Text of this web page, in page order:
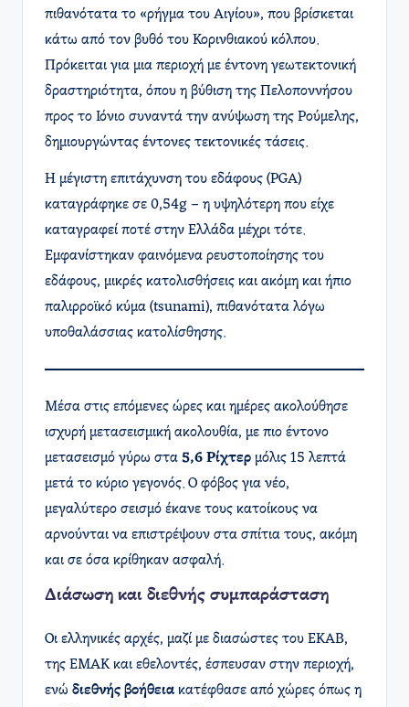
πιθανότατα το «ρήγμα του Αιγίου», που βρίσκεται
κάτω από τον βυθό του Κορινθιακού κόλπου.
Πρόκειται για μια περιοχή με έντονη γεωτεκτονική
δραστηριότητα, όπου η βύθιση της Πελοποννήσου
προς το Ιόνιο συναντά την ανύψωση της Ρούμελης,
δημιουργώντας έντονες τεκτονικές τάσεις.
Η μέγιστη επιτάχυνση του εδάφους (PGA)
καταγράφηκε σε 0,54g – η υψηλότερη που είχε
καταγραφεί ποτέ στην Ελλάδα μέχρι τότε.
Εμφανίστηκαν φαινόμενα ρευστοποίησης του
εδάφους, μικρές κατολισθήσεις και ακόμη και ήπιο
παλιρροϊκό κύμα (tsunami), πιθανότατα λόγω
υποθαλάσσιας κατολίσθησης.
Μέσα στις επόμενες ώρες και ημέρες ακολούθησε
ισχυρή μετασεισμική ακολουθία, με πιο έντονο
μετασεισμό γύρω στα 5,6 Ρίχτερ μόλις 15 λεπτά
μετά το κύριο γεγονός. Ο φόβος για νέο,
μεγαλύτερο σεισμό έκανε τους κατοίκους να
αρνούνται να επιστρέψουν στα σπίτια τους, ακόμη
και σε όσα κρίθηκαν ασφαλή.
Διάσωση και διεθνής συμπαράσταση
Οι ελληνικές αρχές, μαζί με διασώστες του ΕΚΑΒ,
της ΕΜΑΚ και εθελοντές, έσπευσαν στην περιοχή,
ενώ διεθνής βοήθειακατέφθασε από χώρες όπως η